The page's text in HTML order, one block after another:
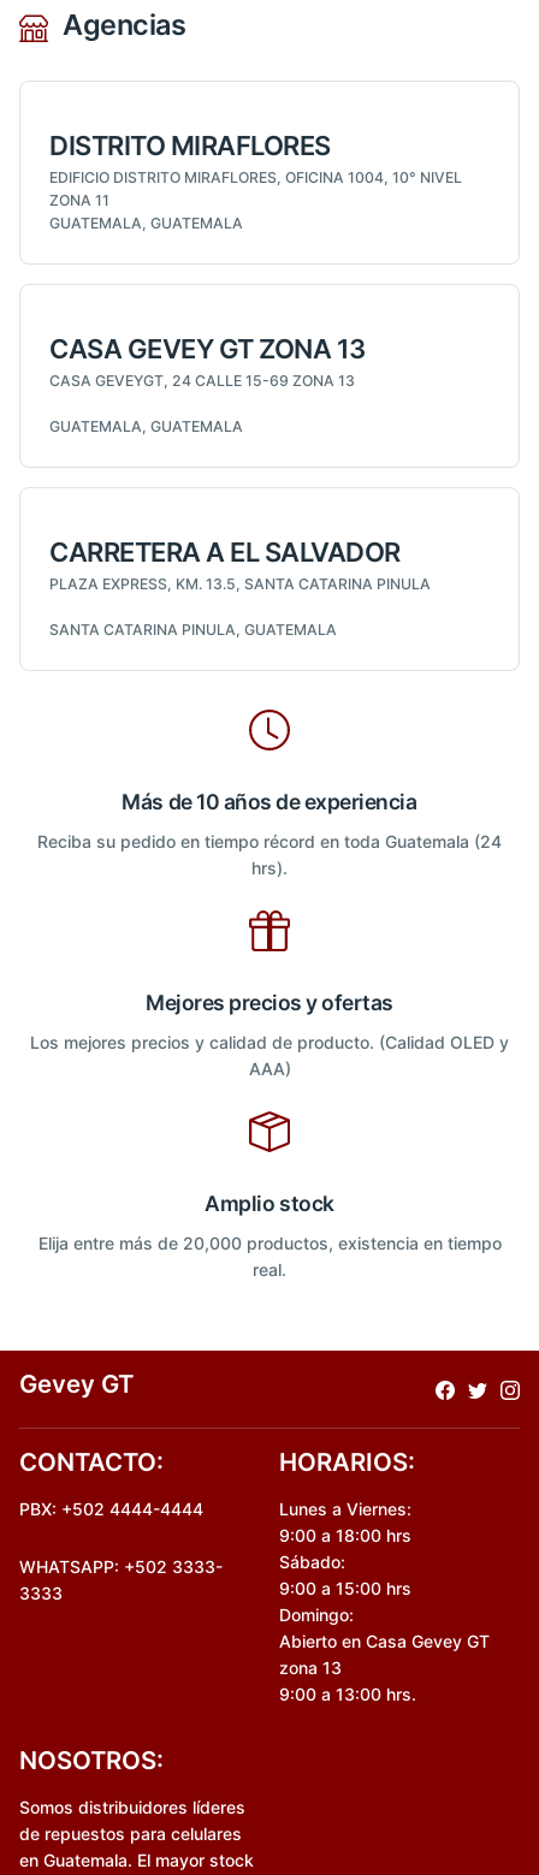
Agencias
DISTRITO MIRAFLORES
EDIFICIO DISTRITO MIRAFLORES, OFICINA 1004, 10° NIVEL
ZONA 11
GUATEMALA, GUATEMALA
CASA GEVEY GT ZONA 13
CASA GEVEYGT, 24 CALLE 15-69 ZONA 13
GUATEMALA, GUATEMALA
CARRETERA A EL SALVADOR
PLAZA EXPRESS, KM. 13.5, SANTA CATARINA PINULA
SANTA CATARINA PINULA, GUATEMALA
Más de 10 años de experiencia
Reciba su pedido en tiempo récord en toda Guatemala (24
hrs).
Mejores precios y ofertas
Los mejores precios y calidad de producto. (Calidad OLED y
AAA)
Amplio stock
Elija entre más de 20,000 productos, existencia en tiempo
real.
Gevey GT
CONTACTO:
PBX: +502 4444-4444
WHATSAPP: +502 3333-
3333
HORARIOS:
Lunes a Viernes:
9:00 a 18:00 hrs
Sábado:
9:00 a 15:00 hrs
Domingo:
Abierto en Casa Gevey GT
zona 13
9:00 a 13:00 hrs.
NOSOTROS:
Somos distribuidores líderes
de repuestos para celulares
en Guatemala. El mayor stock